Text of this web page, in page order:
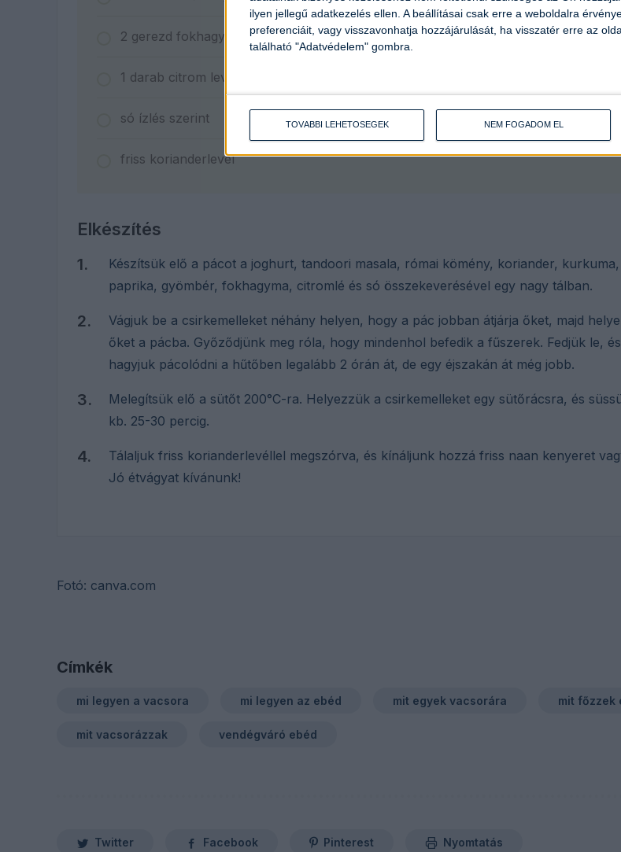
ilyen jellegű adatkezelés ellen. A beállításai csak erre a weboldalra
preferenciáit, vagy visszavonhatja hozzájárulását, ha visszatér erre az
található "Adatvédelem" gombra.
TOVÁBBI LEHETŐSÉGEK NEM FOGADOM EL
2 gerezd fokhagyma
1 darab citrom leve
só ízlés szerint
friss korianderlevél
Elkészítés
Készítsük elő a pácot a joghurt, tandoori masala, római kömény, koriander, kurkuma,
paprika, gyömbér, fokhagyma, citromlé és só összekeverésével egy nagy tálban.
Vágjuk be a csirkemelleket néhány helyen, hogy a pác jobban átjárja őket, majd
őket a pácba. Győződjünk meg róla, hogy mindenhol befedik a fűszerek. Fedjük le, és
hagyjuk pácolódni a hűtőben legalább 2 órán át, de egy éjszakán át még jobb.
Melegítsük elő a sütőt 200°C-ra. Helyezzük a csirkemelleket egy sütőrácsra, és
kb. 25-30 percig.
Tálaljuk friss korianderlevéllel megszórva, és kínáljunk hozzá friss naan kenyeret
Jó étvágyat kívánunk!
Fotó: canva.com
Címkék
mi legyen a vacsora mi legyen az ebéd mit egyek vacsorára mit főzzek
mit vacsorázzak vendégváró ebéd
Twitter Facebook Pinterest Nyomtatás